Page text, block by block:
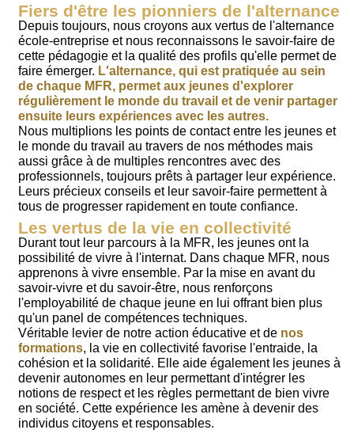
Fiers d'être les pionniers de l'alternance
Depuis toujours, nous croyons aux vertus de l'alternance
école-entreprise et nous reconnaissons le savoir-faire de
cette pédagogie et la qualité des profils qu'elle permet de
faire émerger. L'alternance, qui est pratiquée au sein
de chaque MFR, permet aux jeunes d'explorer
régulièrement le monde du travail et de venir partager
ensuite leurs expériences avec les autres.
Nous multiplions les points de contact entre les jeunes et
le monde du travail au travers de nos méthodes mais
aussi grâce à de multiples rencontres avec des
professionnels, toujours prêts à partager leur expérience.
Leurs précieux conseils et leur savoir-faire permettent à
tous de progresser rapidement en toute confiance.
Les vertus de la vie en collectivité
Durant tout leur parcours à la MFR, les jeunes ont la
possibilité de vivre à l'internat. Dans chaque MFR, nous
apprenons à vivre ensemble. Par la mise en avant du
savoir-vivre et du savoir-être, nous renforçons
l'employabilité de chaque jeune en lui offrant bien plus
qu'un panel de compétences techniques.
Véritable levier de notre action éducative et de nos
formations, la vie en collectivité favorise l'entraide, la
cohésion et la solidarité. Elle aide également les jeunes à
devenir autonomes en leur permettant d'intégrer les
notions de respect et les règles permettant de bien vivre
en société. Cette expérience les amène à devenir des
individus citoyens et responsables.